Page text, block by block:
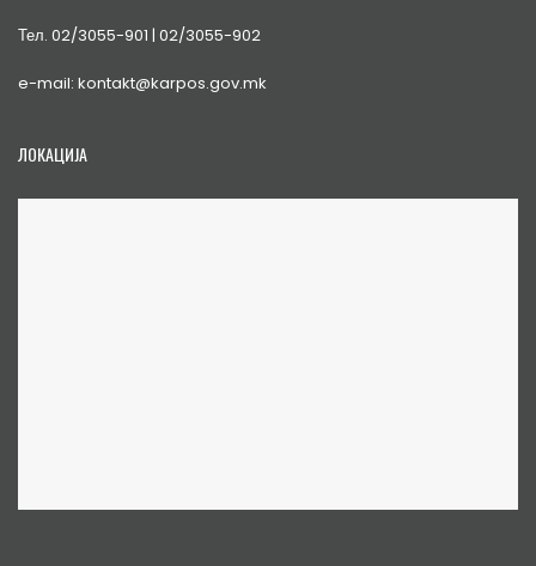
Тел. 02/3055-901 | 02/3055-902
e-mail: kontakt@karpos.gov.mk
ЛОКАЦИЈА